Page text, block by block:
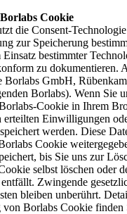
Cookie
die Consent-
zur Speicherung
bestimmter
zu dokumentieren.
Borlabs GmbH,
Borlabs). Wenn Sie
Cookie in Ihrem
erteilten Einwilligungen
werden. Diese
Cookie
bis Sie uns zur
selbst löschen oder
Zwingende
bleiben unberührt.
von Borlabs Cookie finden